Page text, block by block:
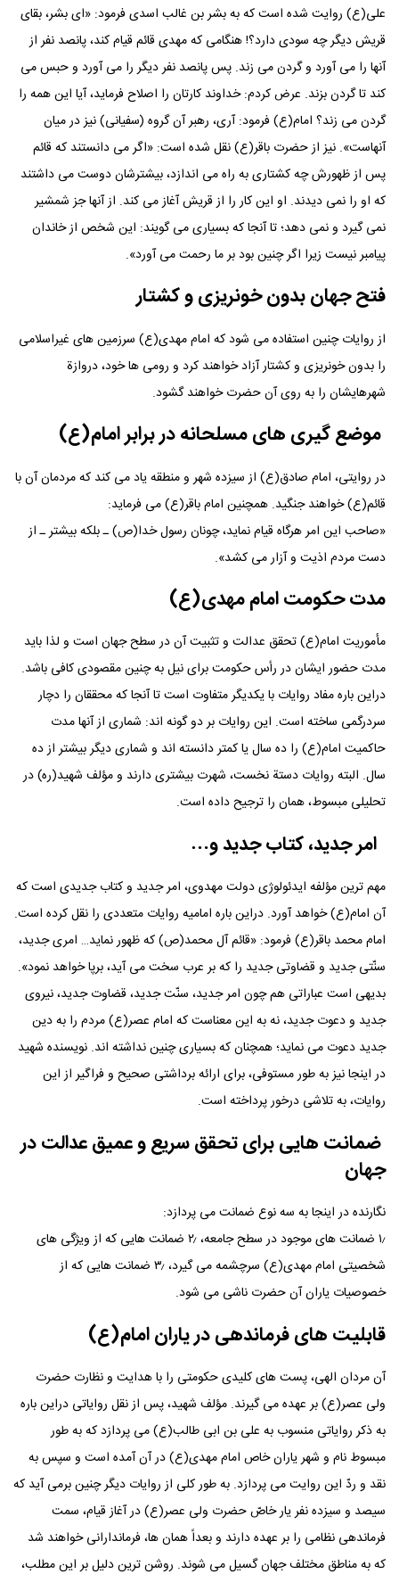
علی(ع) روایت شده است که به بشر بن غالب اسدی فرمود: «ای بشر، بقای
قریش دیگر چه سودی دارد؟! هنگامی که مهدی قائم قیام کند، پانصد نفر از
آنها را می آورد و گردن می زند. پس پانصد نفر دیگر را می آورد و حبس می
کند تا گردن بزند. عرض کردم: خداوند کارتان را اصلاح فرماید، آیا این همه را
گردن می زند؟ امام(ع) فرمود: آری، رهبر آن گروه (سفیانی) نیز در میان
آنهاست». نیز از حضرت باقر(ع) نقل شده است: «اگر می دانستند که قائم
پس از ظهورش چه کشتاری به راه می اندازد، بیشترشان دوست می داشتند
که او را نمی دیدند. او این کار را از قریش آغاز می کند. از آنها جز شمشیر
نمی گیرد و نمی دهد؛ تا آنجا که بسیاری می گویند: این شخص از خاندان
پیامبر نیست زیرا اگر چنین بود بر ما رحمت می آورد».
فتح جهان بدون خونریزی و کشتار
از روایات چنین استفاده می شود که امام مهدی(ع) سرزمین های غیراسلامی
را بدون خونریزی و کشتار آزاد خواهند کرد و رومی ها خود، دروازة
شهرهایشان را به روی آن حضرت خواهند گشود.
موضع گیری های مسلحانه در برابر امام(ع)
در روایتی، امام صادق(ع) از سیزده شهر و منطقه یاد می کند که مردمان آن با
قائم(ع) خواهند جنگید. همچنین امام باقر(ع) می فرماید:
«صاحب این امر هرگاه قیام نماید، چونان رسول خدا(ص) ـ بلکه بیشتر ـ از
دست مردم اذیت و آزار می کشد».
مدت حکومت امام مهدی(ع)
مأموریت امام(ع) تحقق عدالت و تثبیت آن در سطح جهان است و لذا باید
مدت حضور ایشان در رأس حکومت برای نیل به چنین مقصودی کافی باشد.
دراین باره مفاد روایات با یکدیگر متفاوت است تا آنجا که محققان را دچار
سردرگمی ساخته است. این روایات بر دو گونه اند: شماری از آنها مدت
حاکمیت امام(ع) را ده سال یا کمتر دانسته اند و شماری دیگر بیشتر از ده
سال. البته روایات دستة نخست، شهرت بیشتری دارند و مؤلف شهید(ره) در
تحلیلی مبسوط، همان را ترجیح داده است.
امر جدید، کتاب جدید و…
مهم ترین مؤلفه ایدئولوژی دولت مهدوی، امر جدید و کتاب جدیدی است که
آن امام(ع) خواهد آورد. دراین باره امامیه روایات متعددی را نقل کرده است.
امام محمد باقر(ع) فرمود: «قائم آل محمد(ص) که ظهور نماید… امری جدید،
سنّتی جدید و قضاوتی جدید را که بر عرب سخت می آید، برپا خواهد نمود».
بدیهی است عباراتی هم چون امر جدید، سنّت جدید، قضاوت جدید، نیروی
جدید و دعوت جدید، نه به این معناست که امام عصر(ع) مردم را به دین
جدید دعوت می نماید؛ همچنان که بسیاری چنین نداشته اند. نویسنده شهید
در اینجا نیز به طور مستوفی، برای ارائه برداشتی صحیح و فراگیر از این
روایات، به تلاشی درخور پرداخته است.
ضمانت هایی برای تحقق سریع و عمیق عدالت در
جهان
نگارنده در اینجا به سه نوع ضمانت می پردازد:
۱٫ ضمانت های موجود در سطح جامعه، ۲٫ ضمانت هایی که از ویژگی های
شخصیتی امام مهدی(ع) سرچشمه می گیرد، ۳٫ ضمانت هایی که از
خصوصیات یاران آن حضرت ناشی می شود.
قابلیت های فرماندهی در یاران امام(ع)
آن مردان الهی، پست های کلیدی حکومتی را با هدایت و نظارت حضرت
ولی عصر(ع) بر عهده می گیرند. مؤلف شهید، پس از نقل روایاتی دراین باره
به ذکر روایاتی منسوب به علی بن ابی طالب(ع) می پردازد که به طور
مبسوط نام و شهر یاران خاص امام مهدی(ع) در آن آمده است و سپس به
نقد و ردّ این روایت می پردازد. به طور کلی از روایات دیگر چنین برمی آید که
سیصد و سیزده نفر یار خاصّ حضرت ولی عصر(ع) در آغاز قیام، سمت
فرماندهی نظامی را بر عهده دارند و بعداً همان ها، فرماندارانی خواهند شد
که به مناطق مختلف جهان گسیل می شوند. روشن ترین دلیل بر این مطلب،